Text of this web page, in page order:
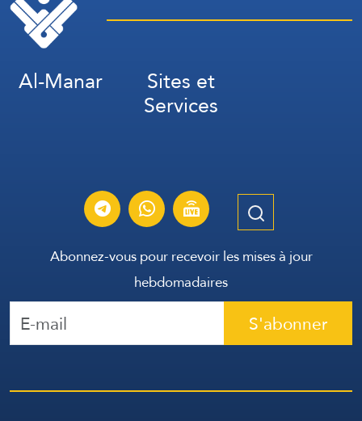
Al-Manar Sites et
Services
Abonnez-vous pour recevoir les mises à jour
hebdomadaires
S'abonner